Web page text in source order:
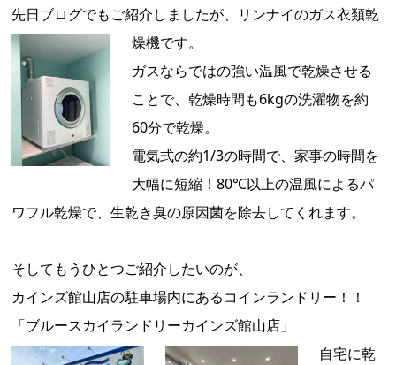
先日ブログでもご紹介しましたが、リンナイのガス衣類乾
燥機です。
ガスならではの強い温風で乾燥させる
ことで、乾燥時間も6kgの洗濯物を約
60分で乾燥。
電気式の約1/3の時間で、家事の時間を
大幅に短縮！80℃以上の温風によるパ
ワフル乾燥で、生乾き臭の原因菌を除去してくれます。
そしてもうひとつご紹介したいのが、
カインズ館山店の駐車場内にあるコインランドリー！！
「ブルースカイランドリーカインズ館山店」
自宅に乾